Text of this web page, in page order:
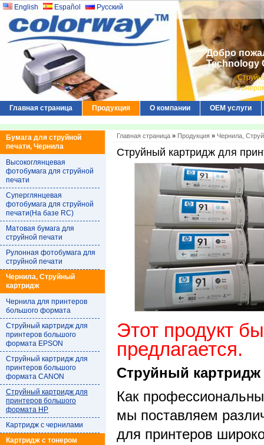
English Español Русский
Добро
Technology
Главная страница Продукция О компании ОЕМ услуги
Бумага для струйной
печати, Чернила
Высокоглянцевая
фотобумага для струйной
печати
Суперглянцевая
фотобумага для струйной
печати(На базе RC)
Матовая бумага для
струйной печати
Рулонная фотобумага для
струйной печати
Чернила, Струйный
картридж
Чернила для принтеров
большого формата
Струйный картридж для
принтеров большого
формата EPSON
Струйный картридж для
принтеров большого
формата CANON
Струйный картридж для
принтеров большого
формата HP
Картридж с чернилами
Картридж с тонером
Главная страница » Продукция » Чернила,
Струйный картридж для
Этот продукт
предлагается.
Струйный
Как
мы поставляем
для принтеров